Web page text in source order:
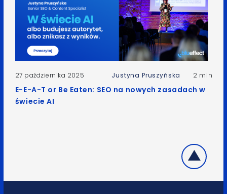
27 października 2025 Justyna Pruszyńska 2 min
E-E-A-T or Be Eaten: SEO na nowych zasadach w
świecie AI